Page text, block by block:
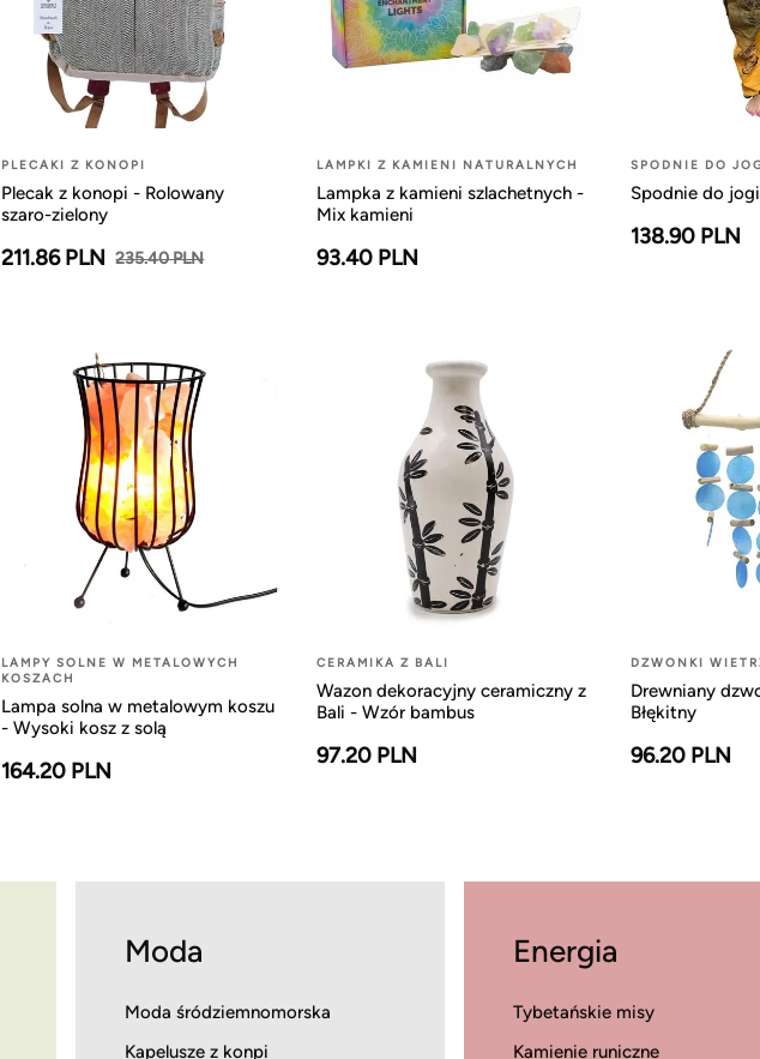
PLECAKI Z KONOPI
Plecak z konopi - Rolowany
szaro-zielony
211.86 PLN 235.40 PLN
LAMPKI Z KAMIENI NATURALNYCH
Lampka z kamieni szlachetnych -
Mix kamieni
93.40 PLN
SPODNIE DO
Spodnie do
138.90 PLN
LAMPY SOLNE W METALOWYCH
KOSZACH
Lampa solna w metalowym koszu
- Wysoki kosz z solą
164.20 PLN
CERAMIKA Z BALI
Wazon dekoracyjny ceramiczny z
Bali - Wzór bambus
97.20 PLN
DZWONKI
Drewniany
Błękitny
96.20 PLN
Moda
Moda śródziemnomorska
Kapelusze z konpi
Energia
Tybetańskie misy
Kamienie runiczne